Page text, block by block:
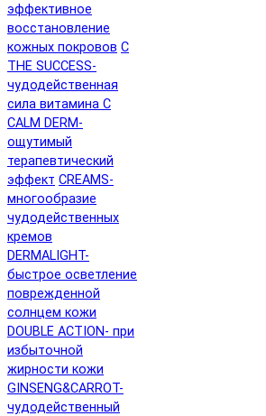
эффективное
восстановление
кожных покровов C
THE SUCCESS-
чудодейственная
сила витамина C
CALM DERM-
ощутимый
терапевтический
эффект CREAMS-
многообразие
чудодейственных
кремов
DERMALIGHT-
быстрое осветление
поврежденной
солнцем кожи
DOUBLE ACTION- при
избыточной
жирности кожи
GINSENG&CARROT-
чудодейственный